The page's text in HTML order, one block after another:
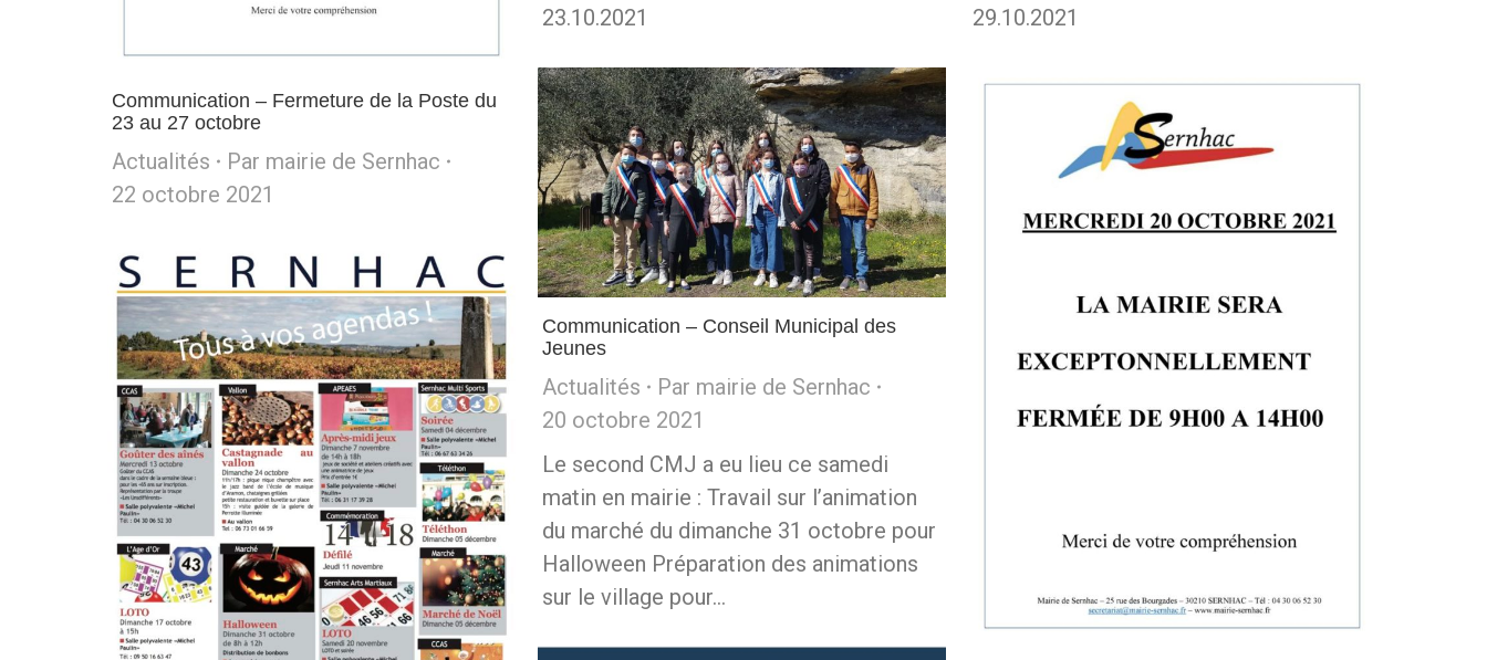
Communication – Fermeture de la Poste du
23 au 27 octobre
Actualités Par mairie de Sernhac
22 octobre 2021
23.10.2021
29.10.2021
Communication – Conseil Municipal des
Jeunes
Actualités Par mairie de Sernhac
20 octobre 2021
Le second CMJ a eu lieu ce samedi
matin en mairie : Travail sur l’animation
du marché du dimanche 31 octobre pour
Halloween Préparation des animations
sur le village pour…